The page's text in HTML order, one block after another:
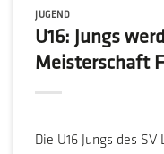
JUGEND
U16: Jungs
Meisterschaft
Die U16 Jungs des